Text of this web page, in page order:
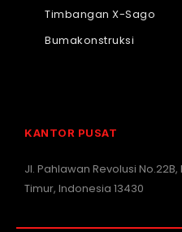
Timbangan X-Sago
Bumakonstruksi
KANTOR PUSAT
Jl. Pahlawan Revolusi
Timur, Indonesia 13430